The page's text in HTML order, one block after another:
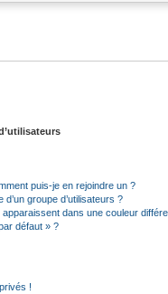
puis-je en rejoindre un ?
groupe d’utilisateurs ?
dans une couleur
défaut » ?
!